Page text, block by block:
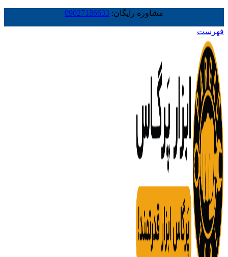
مشاوره رایگان: 09027186633
فهرست